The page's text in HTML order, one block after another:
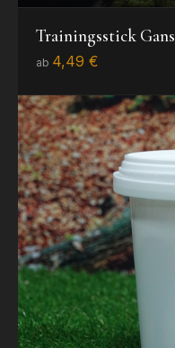
Trainingsstick Gans
ab 4,49 €